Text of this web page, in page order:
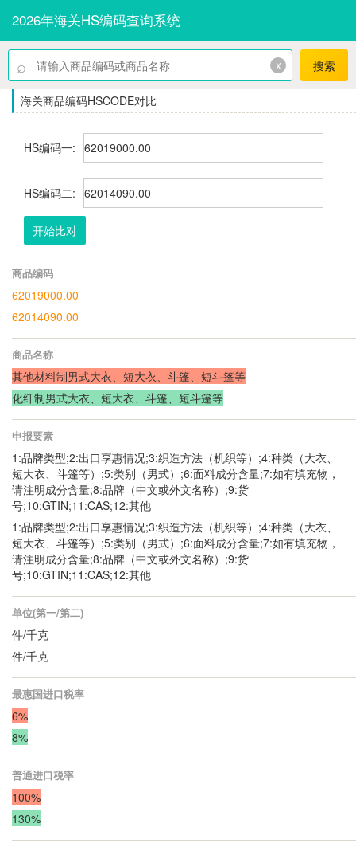
2026年海关HS编码查询系统
⌕ x 搜索
海关商品编码HSCODE对比
HS编码一:
HS编码二:
开始比对
商品编码
62019000.00
62014090.00
商品名称
其他材料制男式大衣、短大衣、斗篷、短斗篷等
化纤制男式大衣、短大衣、斗篷、短斗篷等
申报要素
1:品牌类型;2:出口享惠情况;3:织造方法（机织等）;4:种类（大衣、
短大衣、斗篷等）;5:类别（男式）;6:面料成分含量;7:如有填充物，
请注明成分含量;8:品牌（中文或外文名称）;9:货
号;10:GTIN;11:CAS;12:其他
1:品牌类型;2:出口享惠情况;3:织造方法（机织等）;4:种类（大衣、
短大衣、斗篷等）;5:类别（男式）;6:面料成分含量;7:如有填充物，
请注明成分含量;8:品牌（中文或外文名称）;9:货
号;10:GTIN;11:CAS;12:其他
单位(第一/第二)
件/千克
件/千克
最惠国进口税率
6%
8%
普通进口税率
100%
130%